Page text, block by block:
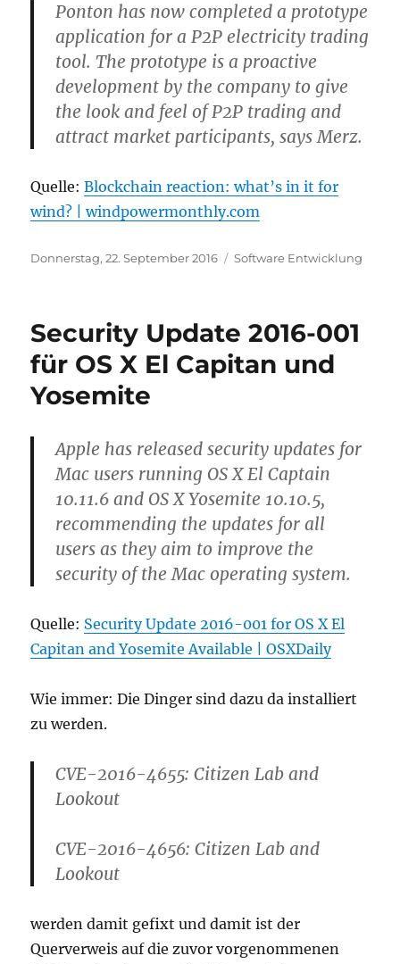
Ponton has now completed a prototype
application for a P2P electricity trading
tool. The prototype is a proactive
development by the company to give
the look and feel of P2P trading and
attract market participants, says Merz.
Quelle:Blockchain reaction: what’s in it for
wind? | windpowermonthly.com
Veröffentlicht
Donnerstag, 22. September 2016 Kategorien
Software Entwicklung
Security Update 2016-001
für OS X El Capitan und
Yosemite
Apple has released security updates for
Mac users running OS X El Captain
10.11.6 and OS X Yosemite 10.10.5,
recommending the updates for all
users as they aim to improve the
security of the Mac operating system.
Quelle: Security Update 2016-001 for OS X El
Capitan and Yosemite Available | OSXDaily
Wie immer: Die Dinger sind dazu da installiert
zu werden.
CVE-2016-4655: Citizen Lab and
Lookout
CVE-2016-4656: Citizen Lab and
Lookout
werden damit gefixt und damit ist der
Querverweis auf die zuvor vorgenommenen